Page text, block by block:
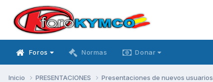
Foros Normas Donar
Inicio PRESENTACIONES Presentaciones de nuevos usuarios